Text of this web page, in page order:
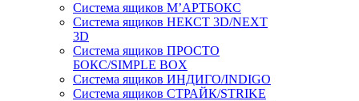
Система ящиков М’АРТБОКС
Система ящиков НЕКСТ 3D/NEXT
3D
Система ящиков ПРОСТО
БОКС/SIMPLE BOX
Система ящиков ИНДИГО/INDIGO
Система ящиков СТРАЙК/STRIKE